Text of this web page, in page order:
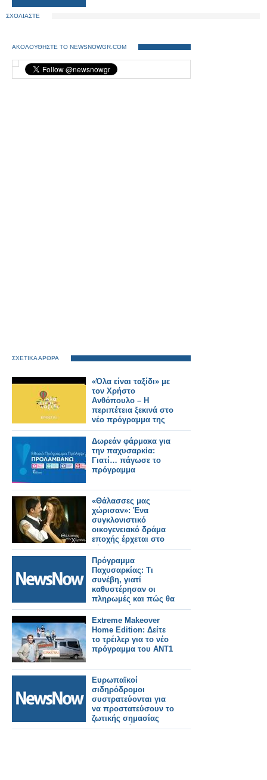
ΣΧΟΛΙΑΣΤΕ
ΑΚΟΛΟΥΘΗΣΤΕ ΤΟ NEWSNOWGR.COM
ΣΧΕΤΙΚΑ ΑΡΘΡΑ
«Όλα είναι ταξίδι» με
τον Χρήστο
Ανθόπουλο – Η
περιπέτεια ξεκινά στο
νέο πρόγραμμα της
ΕΡΤ
Δωρεάν φάρμακα για
την παχυσαρκία:
Γιατί… πάγωσε το
πρόγραμμα
«Θάλασσες μας
χώρισαν»: Ένα
συγκλονιστικό
οικογενειακό δράμα
εποχής έρχεται στο
νέο πρόγραμμα της
ΕΡΤ
Πρόγραμμα
Παχυσαρκίας: Τι
συνέβη, γιατί
καθυστέρησαν οι
πληρωμές και πώς θα
συνεχιστεί
Extreme Makeover
Home Edition: Δείτε
το τρέιλερ για το νέο
πρόγραμμα του ΑΝΤ1
Ευρωπαϊκοί
σιδηρόδρομοι
συστρατεύονται για
να προστατεύσουν το
ζωτικής σημασίας
ερευνητικό